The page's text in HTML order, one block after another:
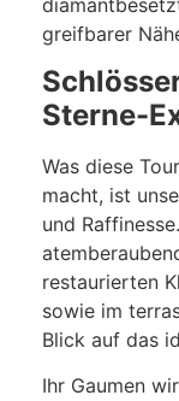
greifbarer
Sterne-
Was diese
macht, ist
und
restaurierten
sowie im
Blick auf das
Ihr Gaumen